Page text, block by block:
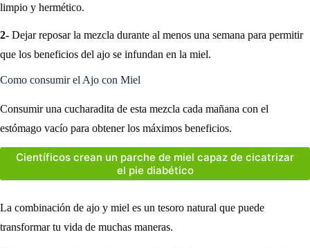
limpio y hermético.
2- Dejar reposar la mezcla durante al menos una semana para permitir
que los beneficios del ajo se infundan en la miel.
Como consumir el Ajo con Miel
Consumir una cucharadita de esta mezcla cada mañana con el
estómago vacío para obtener los máximos beneficios.
Científicos crean un parche de miel capaz de cicatrizar
el pie diabético
La combinación de ajo y miel es un tesoro natural que puede
transformar tu vida de muchas maneras.